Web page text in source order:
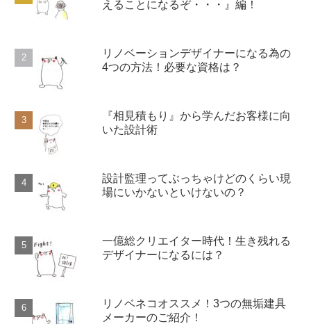
えることになるぞ・・・』編！
リノベーションデザイナーになる為の
4つの方法！必要な資格は？
『相見積もり』から学んだお客様に向
いた設計術
設計監理ってぶっちゃけどのくらい現
場にいかないといけないの？
一億総クリエイター時代！生き残れる
デザイナーになるには？
リノベネコオススメ！3つの無垢建具
メーカーのご紹介！